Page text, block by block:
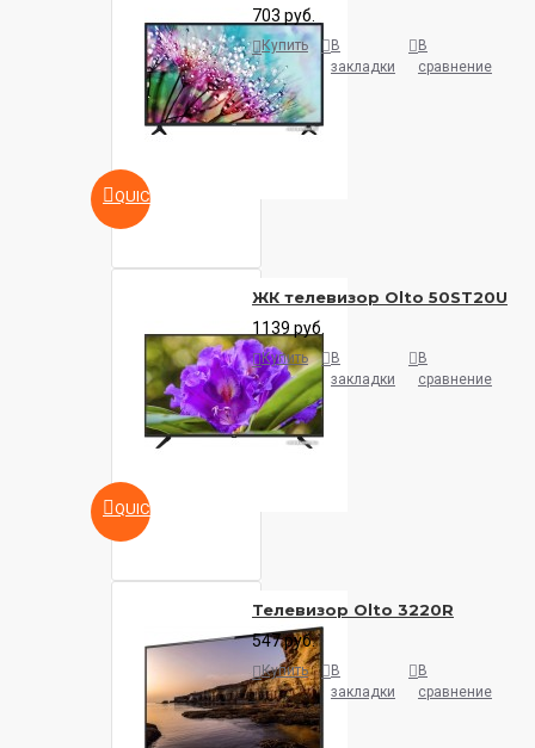
QUICKVIEW
703 руб.
Купить
В
закладки
В
сравнение
QUICKVIEW
ЖК телевизор Olto 50ST20U
1139 руб.
Купить
В
закладки
В
сравнение
Телевизор Olto 3220R
547 руб.
Купить
В
закладки
В
сравнение